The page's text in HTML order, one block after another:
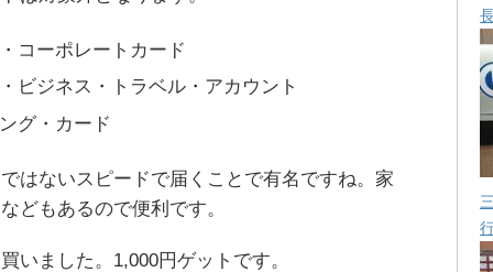
コーポレートカード
ビジネス・トラベル・アカウント
グ・カード
はないスピードで届くことで有名ですね。家
どもあるので便利です。
いました。1,000円ゲットです。